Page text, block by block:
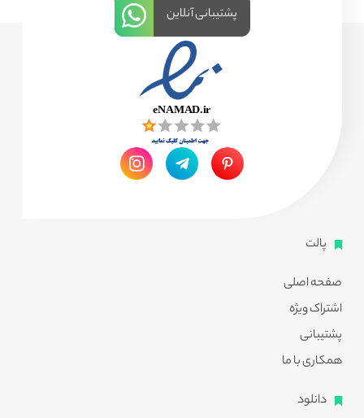
پالت
صفحه اصلی
اشتراک ویژه
پشتیبانی
همکاری با ما
دانلود
پشتیبانی آنلاین